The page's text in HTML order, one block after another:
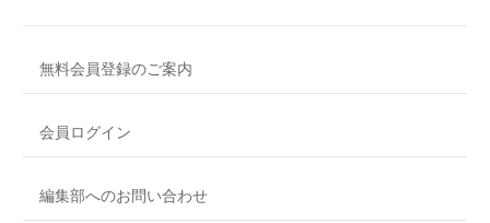
無料会員登録のご案内
会員ログイン
編集部へのお問い合わせ